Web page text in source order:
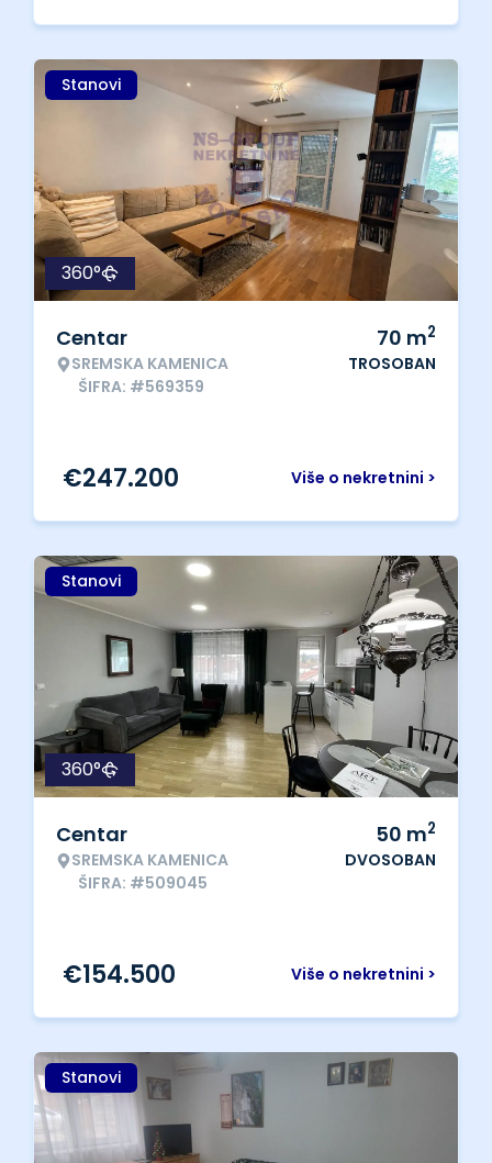
Stanovi
360°
Centar
SREMSKA KAMENICA
ŠIFRA: #569359
70 m2
TROSOBAN
Više o nekretnini >
€247.200
Stanovi
360°
Centar
SREMSKA KAMENICA
ŠIFRA: #509045
50 m2
DVOSOBAN
Više o nekretnini >
€154.500
Stanovi